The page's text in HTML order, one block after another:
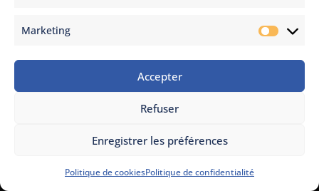
Marketing
Accepter
Refuser
Enregistrer les préférences
Politique de cookiesPolitique de confidentialité
ON VOUS RAPPELLE
SIMULATION